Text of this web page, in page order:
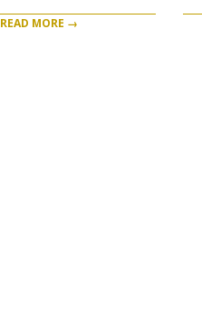
READ MORE →